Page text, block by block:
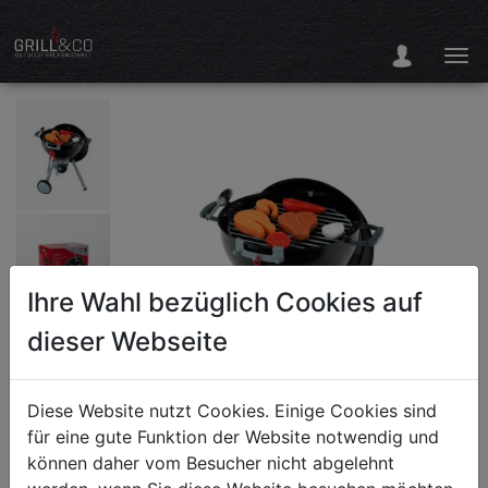
Ihre Wahl bezüglich Cookies auf
dieser Webseite
Diese Website nutzt Cookies. Einige Cookies sind
für eine gute Funktion der Website notwendig und
können daher vom Besucher nicht abgelehnt